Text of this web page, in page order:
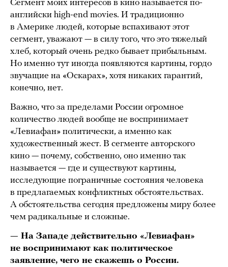
Сегмент моих интересов в кино называется по-
английски high-end movies. И традиционно
в Америке людей, которые вспахивают этот
сегмент, уважают — в силу того, что это тяжелый
хлеб, который очень редко бывает прибыльным.
Но именно тут иногда появляются картины, гордо
звучащие на «Оскарах», хотя никаких гарантий,
конечно, нет.
Важно, что за пределами России огромное
количество людей вообще не воспринимает
«Левиафан» политически, а именно как
художественный жест. В сегменте авторского
кино — почему, собственно, оно именно так
называется — где и существуют картины,
исследующие пограничные состояния человека
в предлагаемых конфликтных обстоятельствах.
А обстоятельства сегодня предложены миру более
чем радикальные и сложные.
— На Западе действительно «Левиафан»
не воспринимают как политическое
заявление, чего не скажешь о России.